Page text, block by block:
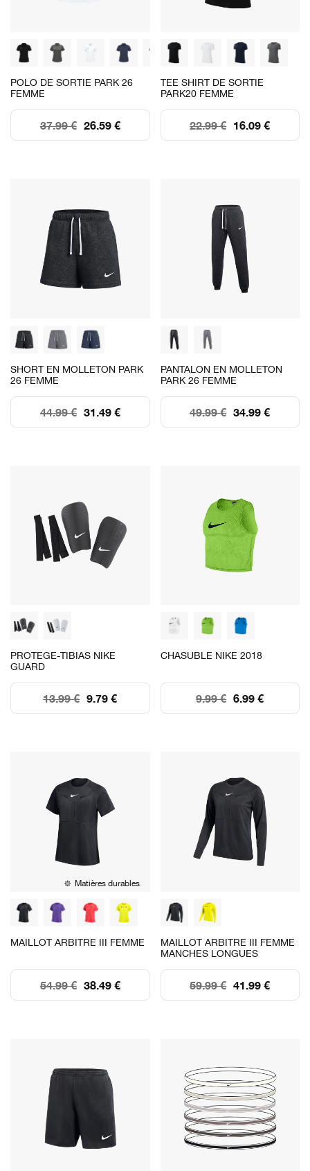
POLO DE SORTIE PARK 26
FEMME
26.59 €
37.99 €
TEE SHIRT DE SORTIE
PARK20 FEMME
16.09 €
22.99 €
SHORT EN MOLLETON PARK
26 FEMME
31.49 €
44.99 €
PANTALON EN MOLLETON
PARK 26 FEMME
34.99 €
49.99 €
PROTEGE-TIBIAS NIKE
GUARD
9.79 €
13.99 €
CHASUBLE NIKE 2018
6.99 €
9.99 €
Matières durables
MAILLOT ARBITRE III FEMME
38.49 €
54.99 €
MAILLOT ARBITRE III FEMME
MANCHES LONGUES
41.99 €
59.99 €